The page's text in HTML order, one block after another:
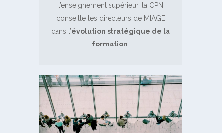
l’enseignement supérieur, la CPN
conseille les directeurs de MIAGE
dans l’évolution stratégique de la
formation